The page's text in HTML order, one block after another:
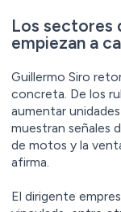
Los sectores
empiezan a
Guillermo Siro
concreta. De los
aumentar
muestran señales
de motos y la
afirma.
El dirigente